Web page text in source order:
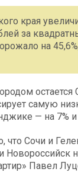
края
за
на
остается
самую
— на 7% и
что Сочи и
Павел